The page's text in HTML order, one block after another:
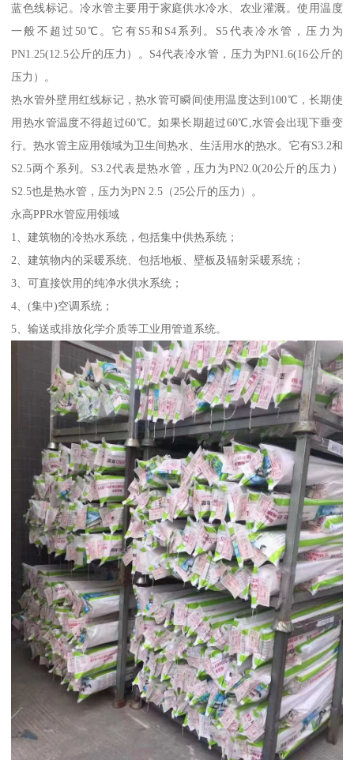
蓝色线标记。冷水管主要用于家庭供水冷水、农业灌溉。使用温度
一般不超过50℃。它有S5和S4系列。S5代表冷水管，压力为
PN1.25(12.5公斤的压力）。S4代表冷水管，压力为PN1.6(16公斤的
压力）。
热水管外壁用红线标记，热水管可瞬间使用温度达到100℃，长期使
用热水管温度不得超过60℃。如果长期超过60℃,水管会出现下垂变
行。热水管主应用领域为卫生间热水、生活用水的热水。它有S3.2和
S2.5两个系列。S3.2代表是热水管，压力为PN2.0(20公斤的压力）
S2.5也是热水管，压力为PN 2.5（25公斤的压力）。
永高PPR水管应用领域
1、建筑物的冷热水系统，包括集中供热系统；
2、建筑物内的采暖系统、包括地板、壁板及辐射采暖系统；
3、可直接饮用的纯净水供水系统；
4、(集中)空调系统；
5、输送或排放化学介质等工业用管道系统。